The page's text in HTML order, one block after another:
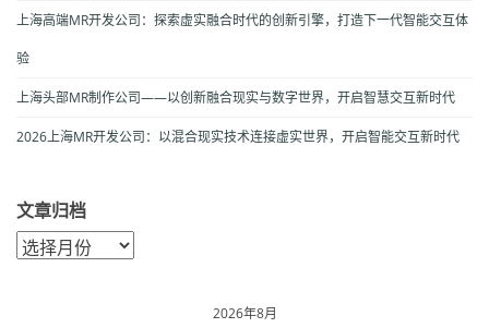
上海高端MR开发公司：探索虚实融合时代的创新引擎，打造下一代智能交互体
验
上海头部MR制作公司——以创新融合现实与数字世界，开启智慧交互新时代
2026上海MR开发公司：以混合现实技术连接虚实世界，开启智能交互新时代
文章归档
文
章
2026年8月